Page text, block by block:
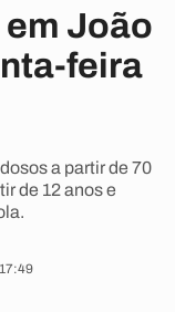
João
feira
a partir de 70
de 12 anos e